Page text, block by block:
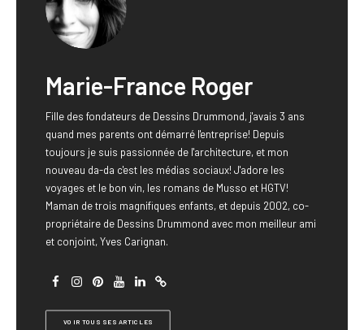
Marie-France Roger
Fille des fondateurs de Dessins Drummond, j'avais 3 ans
quand mes parents ont démarré l'entreprise! Depuis
toujours je suis passionnée de l'architecture, et mon
nouveau da-da c'est les médias sociaux! J'adore les
voyages et le bon vin, les romans de Musso et HGTV!
Maman de trois magnifiques enfants, et depuis 2002, co-
propriétaire de Dessins Drummond avec mon meilleur ami
et conjoint, Yves Carignan.
VOIR TOUS SES ARTICLES